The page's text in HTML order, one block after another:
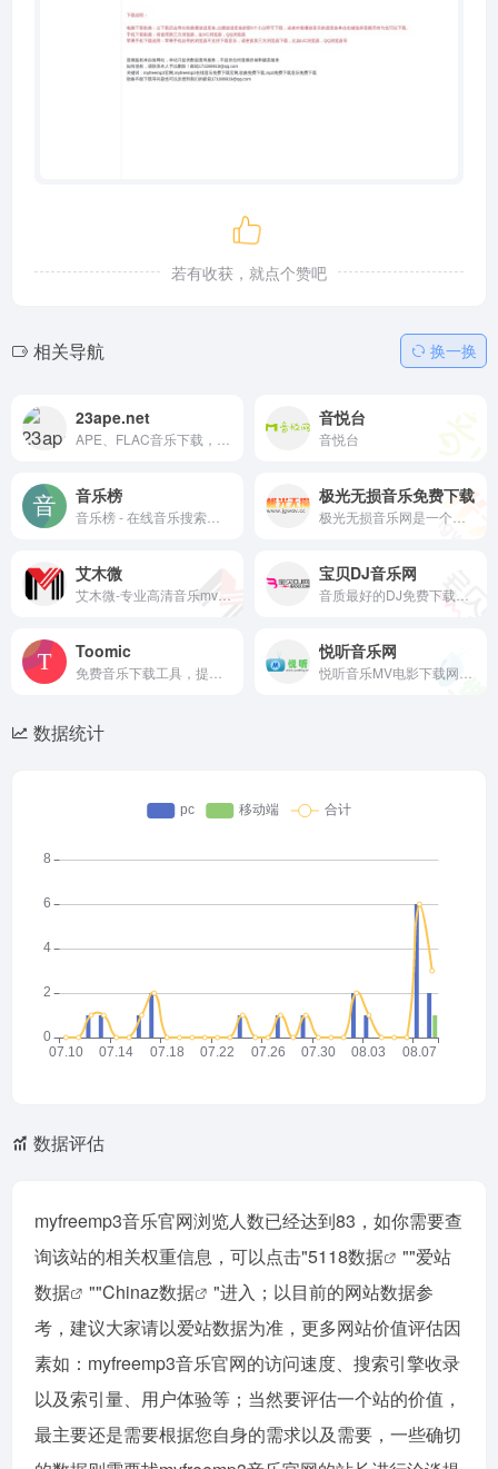
若有收获，就点个赞吧
相关导航 换一换
23ape.net 音悦台
音悦台
音乐榜 极光无损音乐免费下载
极光无损音乐网是一个无损音乐下载，mp3音乐免费下载,mp3音乐免费音乐下载的网站,抖音热门音乐下载，为广大爱好音乐者提供免费音乐素材交流分享的平台。
艾木微
艾木微-专业高清音乐mv下载分享下载网站，提供各类华语mv、日韩mv、欧美mv、演唱会等无水印mv下载服务，可用于自媒体无水印视频素材剪辑使用。
宝贝DJ音乐网
Toomic 悦听音乐网
数据统计
数据评估
myfreemp3音乐官网浏览人数已经达到83，如你需要查
询该站的相关权重信息，可以点击"5118数据 ""爱站
数据
""Chinaz数据
"进入；以目前的网站数据参
考，建议大家请以爱站数据为准，更多网站价值评估因
素如：myfreemp3音乐官网的访问速度、搜索引擎收录
以及索引量、用户体验等；当然要评估一个站的价值，
最主要还是需要根据您自身的需求以及需要，一些确切